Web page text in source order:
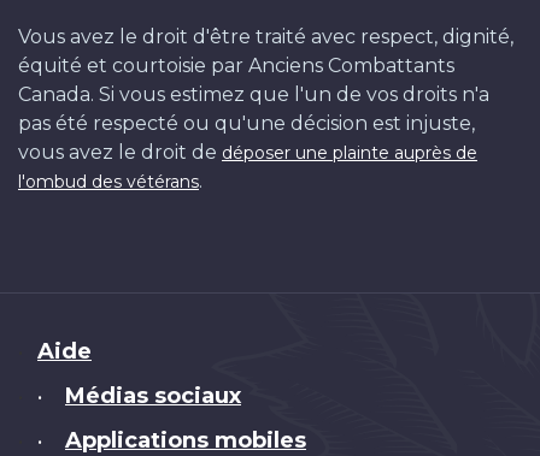
Vous avez le droit d'être traité avec respect, dignité,
équité et courtoisie par Anciens Combattants
Canada. Si vous estimez que l'un de vos droits n'a
pas été respecté ou qu'une décision est injuste,
vous avez le droit de déposer une plainte auprès de
l'ombud des vétérans.
Brand
Aide
• Médias sociaux
• Applications mobiles